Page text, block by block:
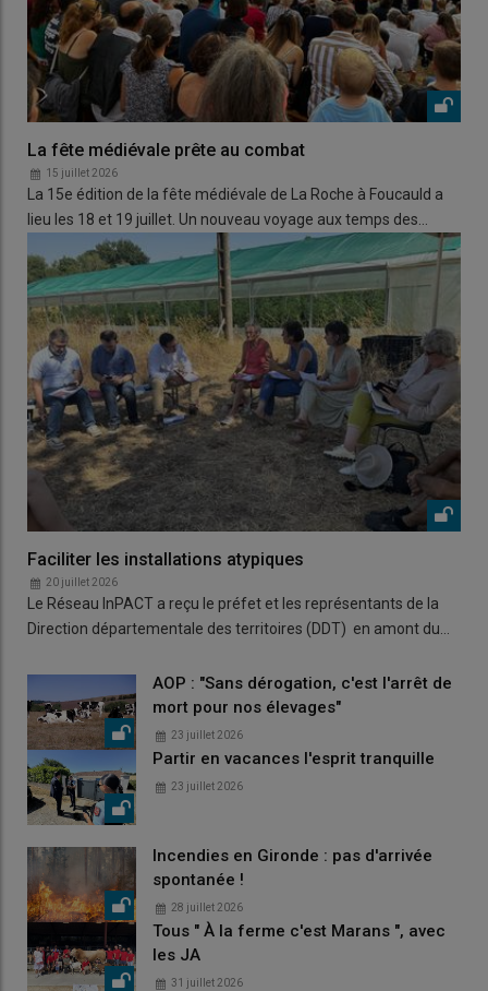
La fête médiévale prête au combat
15 juillet 2026
La 15e édition de la fête médiévale de La Roche à Foucauld a
lieu les 18 et 19 juillet. Un nouveau voyage aux temps des…
Faciliter les installations atypiques
20 juillet 2026
Le Réseau InPACT a reçu le préfet et les représentants de la
Direction départementale des territoires (DDT) en amont du…
AOP : "Sans dérogation, c'est l'arrêt de
mort pour nos élevages"
23 juillet 2026
Partir en vacances l'esprit tranquille
23 juillet 2026
Incendies en Gironde : pas d'arrivée
spontanée !
28 juillet 2026
Tous " À la ferme c'est Marans ", avec
les JA
31 juillet 2026